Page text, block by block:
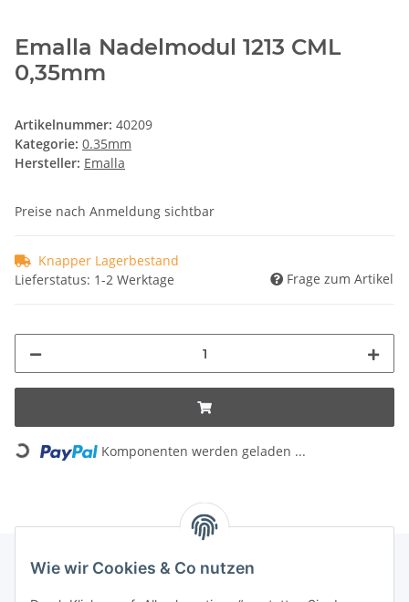
Emalla Nadelmodul 1213 CML
0,35mm
Artikelnummer: 40209
Kategorie: 0.35mm
Hersteller: Emalla
Preise nach Anmeldung sichtbar
Knapper Lagerbestand
Lieferstatus: 1-2 Werktage
Frage zum Artikel
Loading... Komponenten werden geladen ...
Wie wir Cookies & Co nutzen